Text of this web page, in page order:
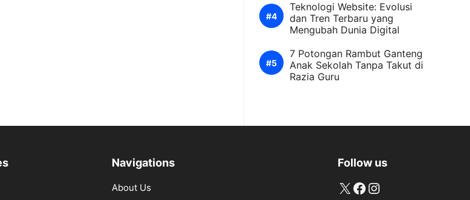
Teknologi Website: Evolusi
dan Tren Terbaru yang
Mengubah Dunia Digital
7 Potongan Rambut Ganteng
Anak Sekolah Tanpa Takut di
Razia Guru
Navigations
About Us
Follow us
X Facebook
Instagram